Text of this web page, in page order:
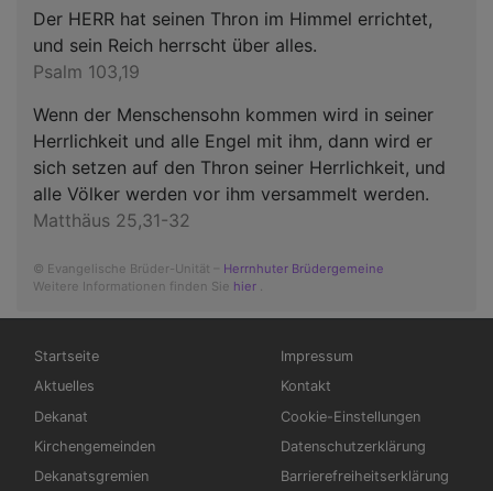
Der HERR hat seinen Thron im Himmel errichtet,
und sein Reich herrscht über alles.
Psalm 103,19
Wenn der Menschensohn kommen wird in seiner
Herrlichkeit und alle Engel mit ihm, dann wird er
sich setzen auf den Thron seiner Herrlichkeit, und
alle Völker werden vor ihm versammelt werden.
Matthäus 25,31-32
© Evangelische Brüder-Unität – Herrnhuter Brüdergemeine
Weitere Informationen finden Sie hier .
Hauptnavigation
Startseite
Aktuelles
Dekanat
Kirchengemeinden
Dekanatsgremien
Fußbereichsmenü
Impressum
Kontakt
Cookie-Einstellungen
Datenschutzerklärung
Barrierefreiheitserklärung